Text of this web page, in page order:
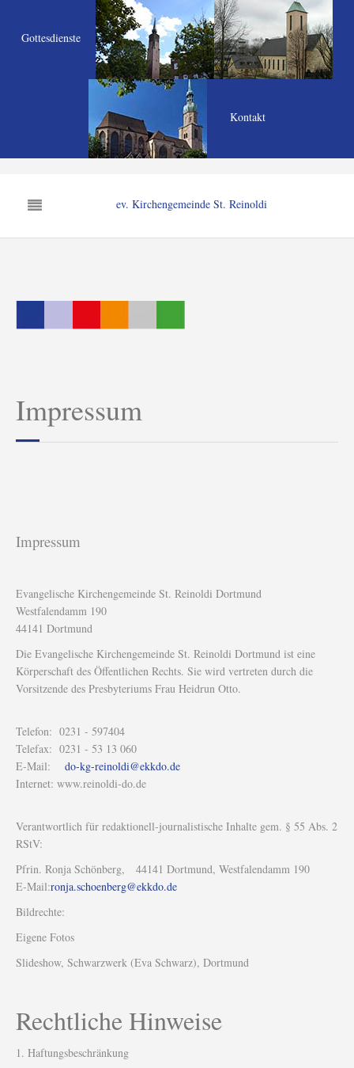
Gottesdienste
Kontakt
ev. Kirchengemeinde St. Reinoldi
Impressum
Impressum
Evangelische Kirchengemeinde St. Reinoldi Dortmund
Westfalendamm 190
44141 Dortmund
Die Evangelische Kirchengemeinde St. Reinoldi Dortmund ist eine
Körperschaft des Öffentlichen Rechts. Sie wird vertreten durch die
Vorsitzende des Presbyteriums Frau Heidrun Otto.
Telefon: 0231 - 597404
Telefax: 0231 - 53 13 060
E-Mail: do-kg-reinoldi@ekkdo.de
Internet: www.reinoldi-do.de
Verantwortlich für redaktionell-journalistische Inhalte gem. § 55 Abs. 2
RStV:
Pfrin. Ronja Schönberg, 44141 Dortmund, Westfalendamm 190
E-Mail:ronja.schoenberg@ekkdo.de
Bildrechte:
Eigene Fotos
Slideshow, Schwarzwerk (Eva Schwarz), Dortmund
Rechtliche Hinweise
1. Haftungsbeschränkung